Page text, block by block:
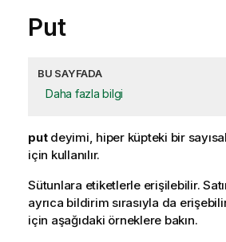
Put
BU SAYFADA
Daha fazla bilgi
putdeyimi, hiper küpteki bir
için kullanılır.
Sütunlara etiketlerle erişilebilir.
ayrıca bildirim sırasıyla da
için aşağıdaki örneklere bakın.